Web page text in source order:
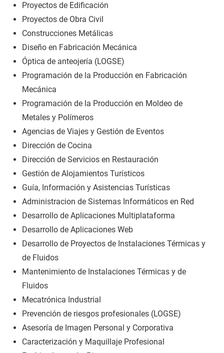
Proyectos de Edificación
Proyectos de Obra Civil
Construcciones Metálicas
Diseño en Fabricación Mecánica
Óptica de anteojería (LOGSE)
Programación de la Producción en Fabricación
Mecánica
Programación de la Producción en Moldeo de
Metales y Polímeros
Agencias de Viajes y Gestión de Eventos
Dirección de Cocina
Dirección de Servicios en Restauración
Gestión de Alojamientos Turísticos
Guía, Información y Asistencias Turísticas
Administracion de Sistemas Informáticos en Red
Desarrollo de Aplicaciones Multiplataforma
Desarrollo de Aplicaciones Web
Desarrollo de Proyectos de Instalaciones Térmicas y
de Fluidos
Mantenimiento de Instalaciones Térmicas y de
Fluidos
Mecatrónica Industrial
Prevención de riesgos profesionales (LOGSE)
Asesoría de Imagen Personal y Corporativa
Caracterización y Maquillaje Profesional